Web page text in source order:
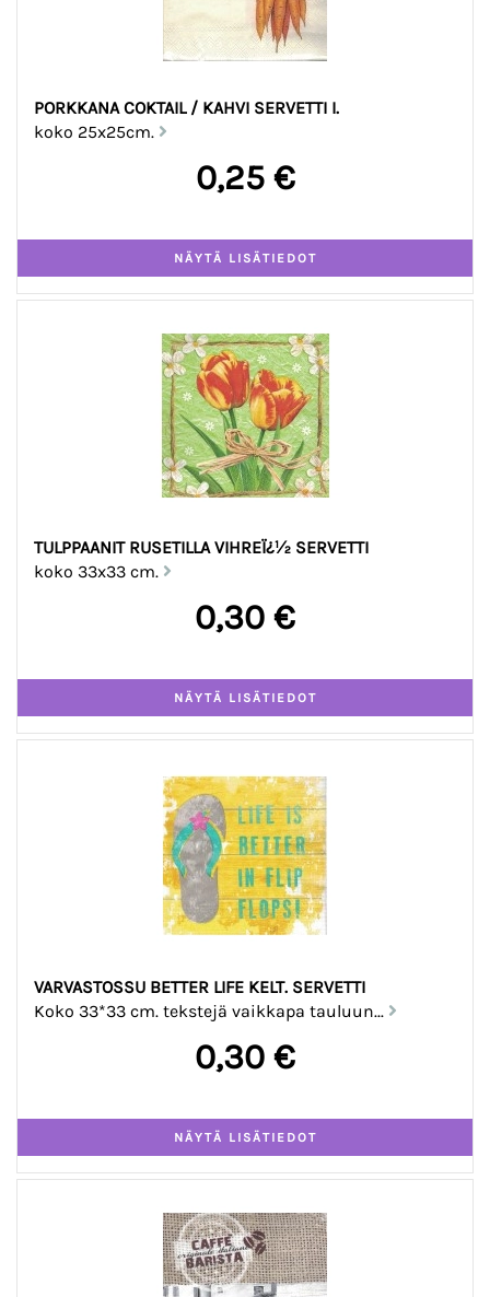
PORKKANA COKTAIL / KAHVI SERVETTI I.
koko 25x25cm.
0,25 €
TULPPAANIT RUSETILLA VIHREÏ¿½ SERVETTI
koko 33x33 cm.
0,30 €
VARVASTOSSU BETTER LIFE KELT. SERVETTI
Koko 33*33 cm. tekstejä vaikkapa tauluun...
0,30 €